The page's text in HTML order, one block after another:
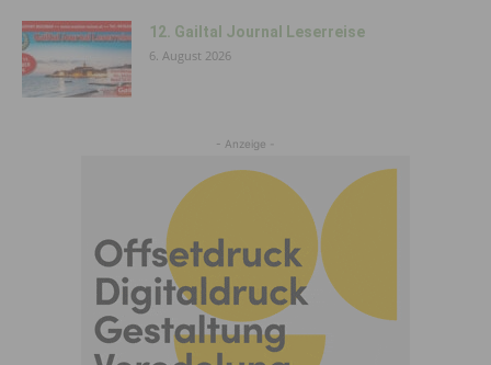
12. Gailtal Journal Leserreise
6. August 2026
- Anzeige -